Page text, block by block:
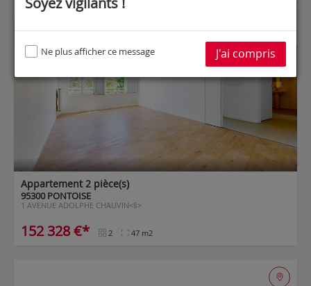
IMMOBILIERE 3F
Appartement 2 pièce(s)
95300 PONTOISE
1 AVENUE ADOLPHE CHAUVIN<§>
152 328 €* 2 47 m2
Ne plus afficher ce message J'ai compris